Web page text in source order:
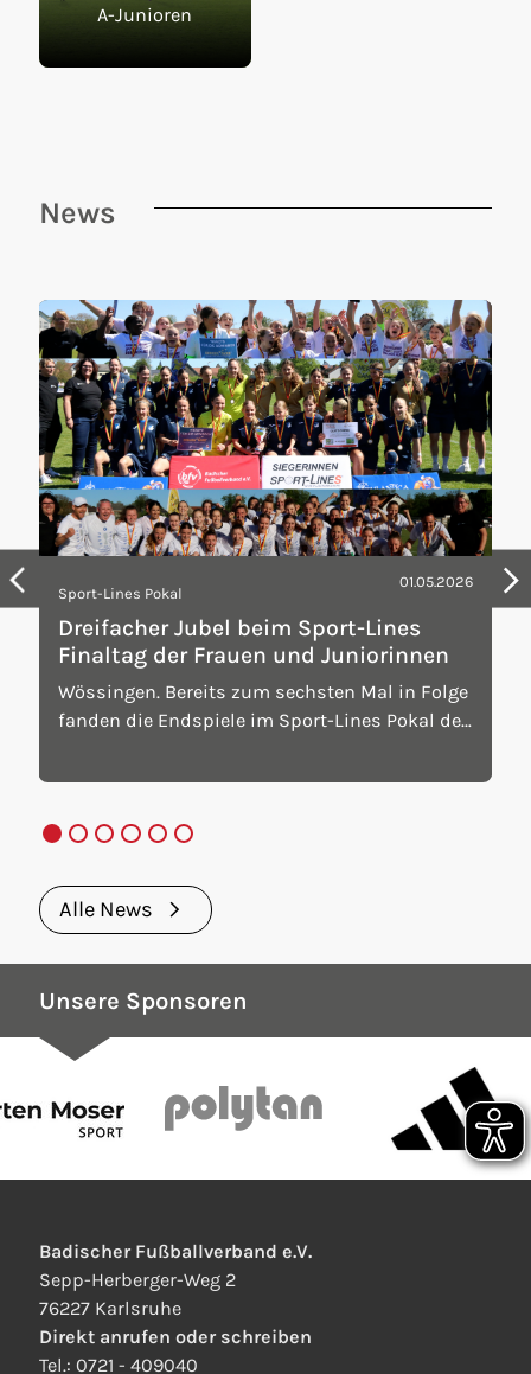
A-Junioren
News
Sport-Lines Pokal
01.05.2026
Dreifacher Jubel beim Sport-Lines
Finaltag der Frauen und Juniorinnen
Wössingen. Bereits zum sechsten Mal in Folge
fanden die Endspiele im Sport-Lines Pokal der
gemeinsamen Finaltag statt. Die
Juniorinnen), TSG Hoffenheim (B-Juniorinnen)
dem Titel der badischen Pokalsiegerinnen
2025/26.
Alle News
Unsere Sponsoren
Badischer Fußballverband e.V.
Sepp-Herberger-Weg 2
76227 Karlsruhe
Direkt anrufen oder schreiben
Tel.: 0721 - 409040